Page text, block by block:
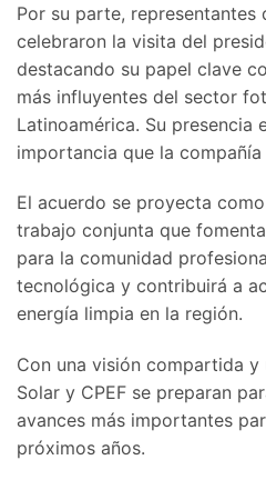
Por su parte, representantes
celebraron la visita del
destacando su papel clave
más influyentes del sector
Latinoamérica. Su presencia
importancia que la
El acuerdo se proyecta
trabajo conjunta que
para la comunidad
tecnológica y contribuirá a
energía limpia en la región.
Con una visión compartida y
Solar y CPEF se preparan
avances más importantes
próximos años.